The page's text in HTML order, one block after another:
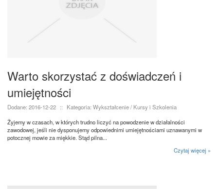
Warto skorzystać z doświadczeń i
umiejętności
Dodane: 2016-12-22 ::
Kategoria: Wykształcenie / Kursy i Szkolenia
Żyjemy w czasach, w których trudno liczyć na powodzenie w działalności
zawodowej, jeśli nie dysponujemy odpowiednimi umiejętnościami uznawanymi w
potocznej mowie za miękkie. Stąd pilna...
Czytaj więcej »